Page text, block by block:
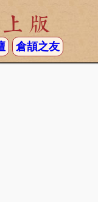
版
倉頡之友